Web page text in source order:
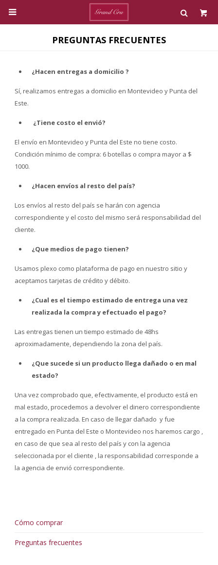

PREGUNTAS FRECUENTES
¿Hacen entregas a domicilio ?
Sí, realizamos entregas a domicilio en Montevideo y Punta del
Este.
¿Tiene costo el envió?
El envío en Montevideo y Punta del Este no tiene costo.
Condición mínimo de compra: 6 botellas o compra mayor a $
1000.
¿Hacen envíos al resto del país?
Los envíos al resto del país se harán con agencia
correspondiente y el costo del mismo será responsabilidad del
cliente.
¿Que medios de pago tienen?
Usamos plexo como plataforma de pago en nuestro sitio y
aceptamos tarjetas de crédito y débito.
¿Cual es el tiempo estimado de entrega una vez
realizada la compra y efectuado el pago?
Las entregas tienen un tiempo estimado de 48hs
aproximadamente, dependiendo la zona del país.
¿Que sucede si un producto llega dañado o en mal
estado?
Una vez comprobado que, efectivamente, el producto está en
mal estado, procedemos a devolver el dinero correspondiente
a la compra realizada. En caso de llegar dañado y fue
entregado en Punta del Este o Montevideo nos haremos cargo ,
en caso de que sea al resto del país y con la agencia
seleccionada por el cliente , la responsabilidad corresponde a
la agencia de envió correspondiente.
Cómo comprar
Preguntas frecuentes